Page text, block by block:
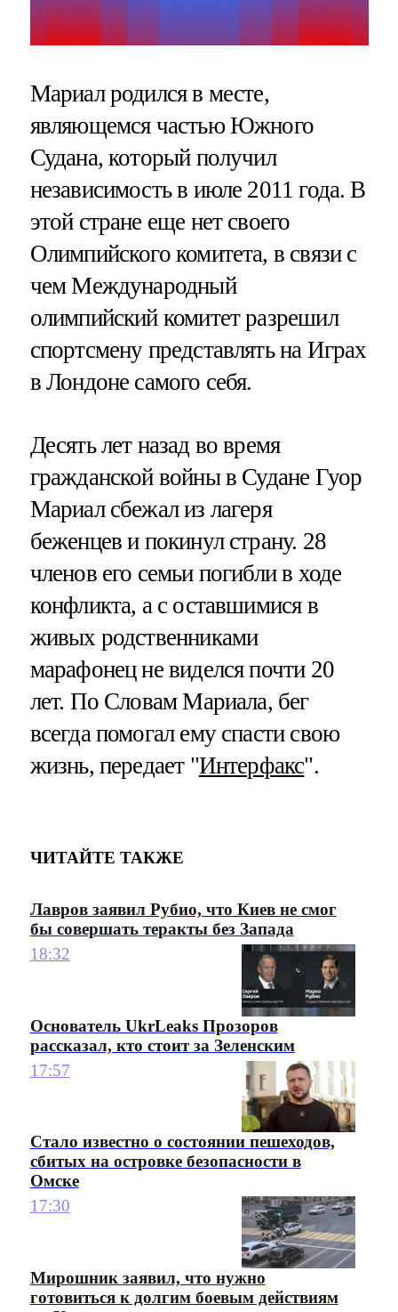
Мариал родился в месте,
являющемся частью Южного
Судана, который получил
независимость в июле 2011 года. В
этой стране еще нет своего
Олимпийского комитета, в связи с
чем Международный
олимпийский комитет разрешил
спортсмену представлять на Играх
в Лондоне самого себя.
Десять лет назад во время
гражданской войны в Судане Гуор
Мариал сбежал из лагеря
беженцев и покинул страну. 28
членов его семьи погибли в ходе
конфликта, а с оставшимися в
живых родственниками
марафонец не виделся почти 20
лет. По Словам Мариала, бег
всегда помогал ему спасти свою
жизнь, передает "Интерфакс".
ЧИТАЙТЕ ТАКЖЕ
Лавров заявил Рубио, что Киев не смог
бы совершать теракты без Запада
18:32
Основатель UkrLeaks Прозоров
рассказал, кто стоит за Зеленским
17:57
Стало известно о состоянии пешеходов,
сбитых на островке безопасности в
Омске
17:30
Мирошник заявил, что нужно
готовиться к долгим боевым действиям